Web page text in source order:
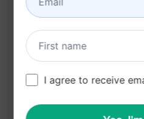
Pazarlama
kişiselleştirilmiş hale
Hedef kitlenizin
Mesajlarınızın daha
olmasını sağlar
I agree to receive